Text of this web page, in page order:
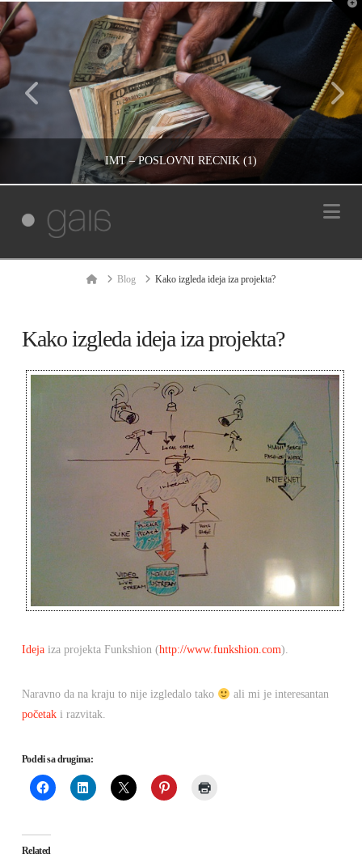
IMT – POSLOVNI REČNIK (1)
INFORMACIJE, UNCATEGORIZED
HomeBlog Kako izgleda ideja iza projekta?
Kako izgleda ideja iza projekta?
Idejaiza projekta Funkshion (http://www.funkshion.com).
Naravno da na kraju to nije izgledalo tako
ali mi je interesantan
početaki razvitak.
Podeli sa drugima:
Related